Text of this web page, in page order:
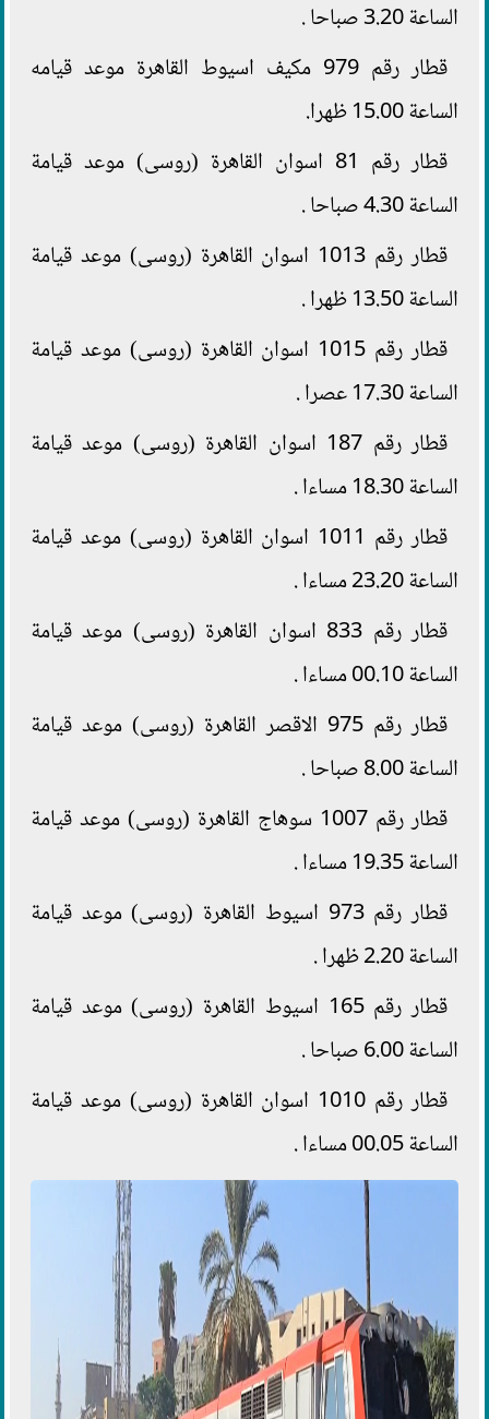
الساعة 3.20 صباحا .
قطار رقم 979 مكيف اسيوط القاهرة موعد قيامه
الساعة 15.00 ظهرا.
قطار رقم 81 اسوان القاهرة (روسى) موعد قيامة
الساعة 4.30 صباحا .
قطار رقم 1013 اسوان القاهرة (روسى) موعد قيامة
الساعة 13.50 ظهرا .
قطار رقم 1015 اسوان القاهرة (روسى) موعد قيامة
الساعة 17.30 عصرا .
قطار رقم 187 اسوان القاهرة (روسى) موعد قيامة
الساعة 18.30 مساءا .
قطار رقم 1011 اسوان القاهرة (روسى) موعد قيامة
الساعة 23.20 مساءا .
قطار رقم 833 اسوان القاهرة (روسى) موعد قيامة
الساعة 00.10 مساءا .
قطار رقم 975 الاقصر القاهرة (روسى) موعد قيامة
الساعة 8.00 صباحا .
قطار رقم 1007 سوهاج القاهرة (روسى) موعد قيامة
الساعة 19.35 مساءا .
قطار رقم 973 اسيوط القاهرة (روسى) موعد قيامة
الساعة 2.20 ظهرا .
قطار رقم 165 اسيوط القاهرة (روسى) موعد قيامة
الساعة 6.00 صباحا .
قطار رقم 1010 اسوان القاهرة (روسى) موعد قيامة
الساعة 00.05 مساءا .